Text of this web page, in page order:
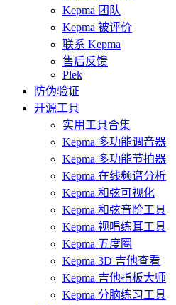
Kepma 团队
Kepma 被评价
联系 Kepma
售后反馈
Plek
防伪验证
开源工具
实用工具合集
Kepma 多功能调音器
Kepma 多功能节拍器
Kepma 在线频谱分析
Kepma 和弦可视化
Kepma 和弦音阶工具
Kepma 视唱练耳工具
Kepma 五度圈
Kepma 3D 吉他查看
Kepma 吉他指板大师
Kepma 分脑练习工具